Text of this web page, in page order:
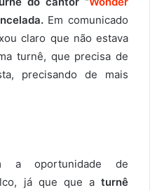
Em comunicado
claro que não estava
turnê, que precisa de
precisando de mais
a oportunidade de
já que que aturnê